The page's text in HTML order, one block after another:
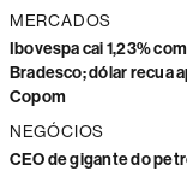
MERCADOS
Ibovespa cai 1,23%
Bradesco; dólar recua
Copom
NEGÓCIOS
CEO de gigante do